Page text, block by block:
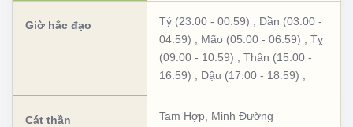
Giờ hắc đạo Tý (23:00 - 00:59) ; Dần (03:00 -
04:59) ; Mão (05:00 - 06:59) ; Tỵ
(09:00 - 10:59) ; Thân (15:00 -
16:59) ; Dậu (17:00 - 18:59) ;
Cát thần Tam Hợp Minh Đường